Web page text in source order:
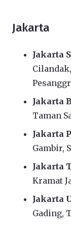
Jakarta
Jakarta
Jakarta
Taman
Jakarta
Gambir,
Jakarta
Kramat
Jakarta
Gading,